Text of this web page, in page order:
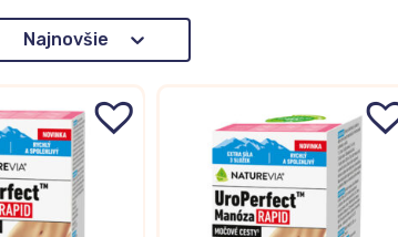
Najnovšie